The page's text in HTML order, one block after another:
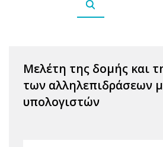
Μελέτη της δομής και
των αλληλεπιδράσεων
υπολογιστών